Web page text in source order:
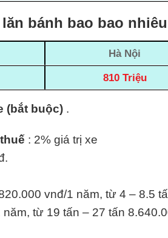
bánh bao bao
Hà Nội
810 Triệu
(bắt buộc) .
: 2% giá trị xe
vnđ/1 năm, từ 4 – 8.5
từ 19 tấn – 27 tấn